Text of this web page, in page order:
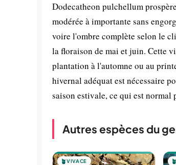
Dodecatheon pulchellum
modérée à importante sans
voire l'ombre complète selon le
la floraison de mai et juin. Cette
plantation à l'automne ou au
hivernal adéquat est nécessaire
saison estivale, ce qui est normal
Autres espèces du
🪴VIVACE